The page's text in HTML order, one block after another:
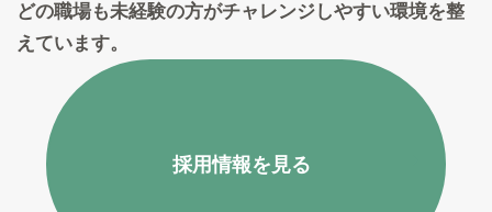
どの職場も未経験の方がチャレンジしやすい環境を整
えています。
採用情報を見る